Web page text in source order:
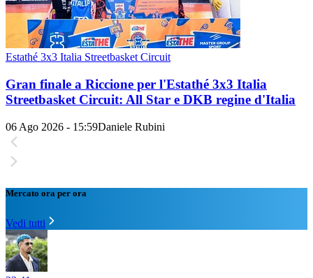
Estathé 3x3 Italia Streetbasket Circuit
Gran finale a Riccione per l'Estathé 3x3 Italia
Streetbasket Circuit: All Star e DKB regine d'Italia
06 Ago 2026 - 15:59Daniele Rubini
Mercato ora per ora
Vedi tutti